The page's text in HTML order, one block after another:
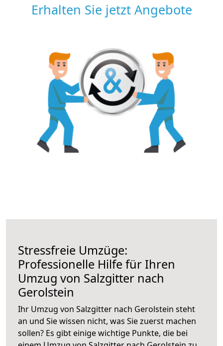
Erhalten Sie jetzt Angebote
Stressfreie Umzüge:
Professionelle Hilfe für Ihren
Umzug von Salzgitter nach
Gerolstein
Ihr Umzug von Salzgitter nach Gerolstein steht
an und Sie wissen nicht, was Sie zuerst machen
sollen? Es gibt einige wichtige Punkte, die bei